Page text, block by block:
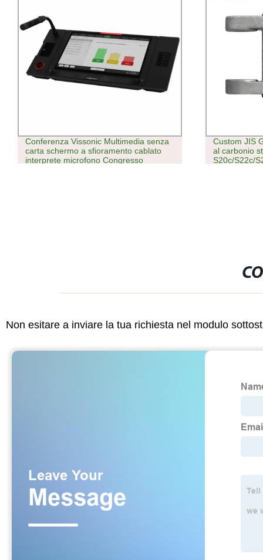
Custom JIS G4051, giapponese, acciaio
al carbonio standard
S20c/S22c/S25c/S28c/S30c/S33c/S35c,
Borsa
coibentata
grande
Non esitare a inviare la tua richiesta nel modulo